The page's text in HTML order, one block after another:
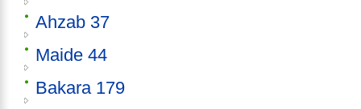
Ahzab 37
Maide 44
Bakara 179